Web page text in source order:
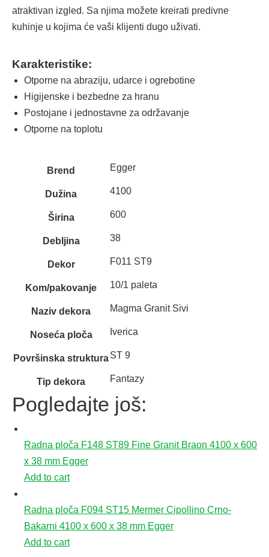
atraktivan izgled. Sa njima možete kreirati predivne
kuhinje u kojima će vaši klijenti dugo uživati.
Karakteristike:
Otporne na abraziju, udarce i ogrebotine
Higijenske i bezbedne za hranu
Postojane i jednostavne za održavanje
Otporne na toplotu
Brend Egger
Dužina 4100
Širina 600
Debljina 38
Dekor F011 ST9
Kom/pakovanje 10/1 paleta
Naziv dekora Magma Granit Sivi
Noseća ploča Iverica
Površinska strukturaST 9
Tip dekora Fantazy
Pogledajte još:
Radna ploča F148 ST89 Fine Granit Braon 4100 x 600
x 38 mm Egger
Add to cart
Radna ploča F094 ST15 Mermer Cipollino Crno-
Bakarni 4100 x 600 x 38 mm Egger
Add to cart